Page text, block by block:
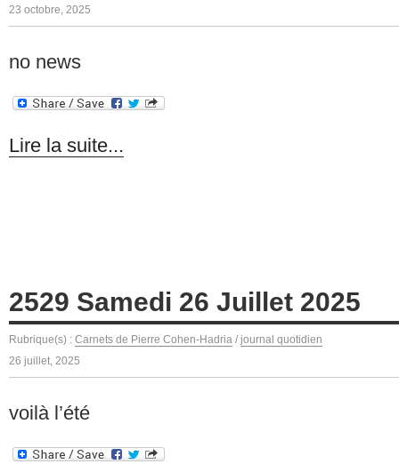
23 octobre, 2025
no news
Lire la suite...
2529 Samedi 26 Juillet 2025
Rubrique(s) : Carnets de Pierre Cohen-Hadria / journal quotidien
26 juillet, 2025
voilà l’été